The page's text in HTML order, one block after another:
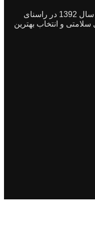
سایت پزشکان ایرانی فعالیت خود را از سال 1392 در راسنای
و انتخاب بهترین